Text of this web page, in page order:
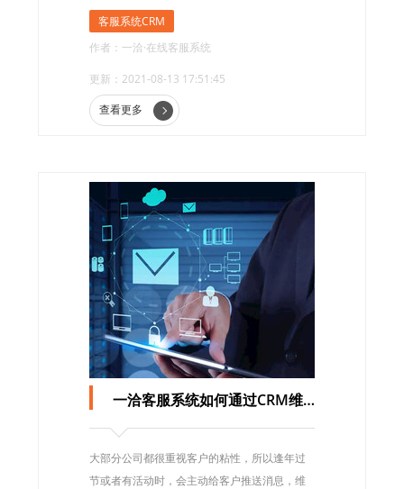
客服系统CRM
作者：一洽·在线客服系统
更新：2021-08-13 17:51:45
查看更多
一洽客服系统如何通过CRM维护客户？
大部分公司都很重视客户的粘性，所以逢年过
节或者有活动时，会主动给客户推送消息，维